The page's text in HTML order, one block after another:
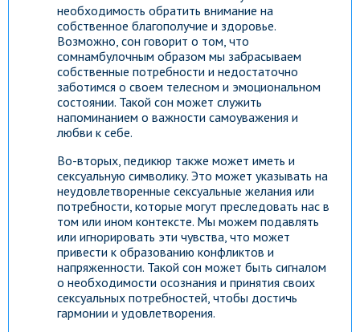
необходимость обратить внимание на
собственное благополучие и здоровье.
Возможно, сон говорит о том, что
сомнамбулочным образом мы забрасываем
собственные потребности и недостаточно
заботимся о своем телесном и эмоциональном
состоянии. Такой сон может служить
напоминанием о важности самоуважения и
любви к себе.
Во-вторых, педикюр также может иметь и
сексуальную символику. Это может указывать на
неудовлетворенные сексуальные желания или
потребности, которые могут преследовать нас в
том или ином контексте. Мы можем подавлять
или игнорировать эти чувства, что может
привести к образованию конфликтов и
напряженности. Такой сон может быть сигналом
о необходимости осознания и принятия своих
сексуальных потребностей, чтобы достичь
гармонии и удовлетворения.